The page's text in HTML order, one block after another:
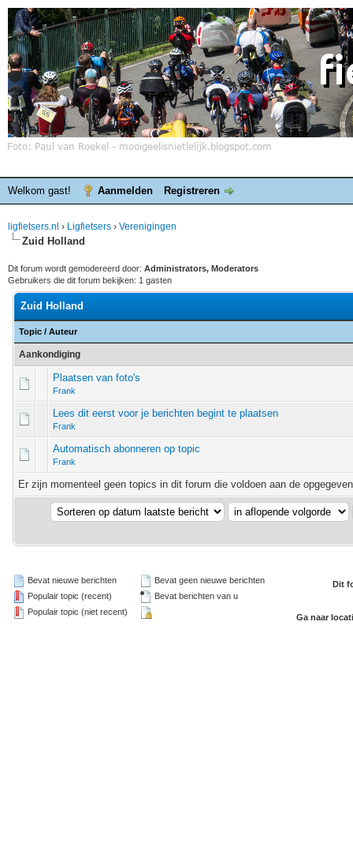
Welkom gast! Aanmelden Registreren
ligfietsers.nl › Ligfietsers › Verenigingen
Zuid Holland
Dit forum wordt gemodereerd door: Administrators, Moderators
Gebruikers die dit forum bekijken: 1 gasten
Zuid Holland
Topic / Auteur
Aankondiging
Plaatsen van foto's
Frank
Lees dit eerst voor je berichten begint te plaatsen
Frank
Automatisch abonneren op topic
Frank
Er zijn momenteel geen topics in dit forum die voldoen aan de
Bevat nieuwe berichten
Populair topic (recent)
Populair topic (niet recent)
Bevat geen nieuwe berichten
Bevat berichten van u
Dit
Ga naar